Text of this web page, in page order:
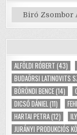
Kategóriák
ALFÖLDI RÓBERT (43)
BUDAÖRSI LATINOVITS
BÖRÖNDI BENCE(14)
DICSŐ DÁNIEL(11)
HARTAI PETRA(12)
JURÁNYI PRODUKCIÓS